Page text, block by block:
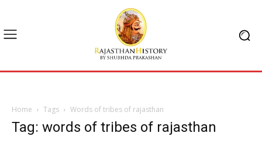
Home Tags Words of tribes of rajasthan
Tag: words of tribes of rajasthan